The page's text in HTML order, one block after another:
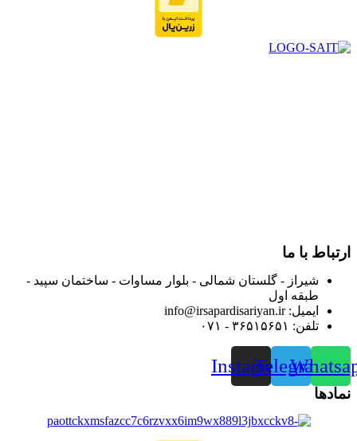
ارتباط با ما
شیراز - گلستان شمالی - بلوار مساوات - ساختمان سپید -
طبقه اول
ایمیل: info@irsapardisariyan.ir
تلفن: ۳۶۵۱۵۶۵۱ - ۰۷۱
Telegram
Instagram
نمادها